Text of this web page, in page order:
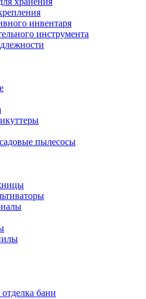
инвентаря
инструмента
пылесосы
бани